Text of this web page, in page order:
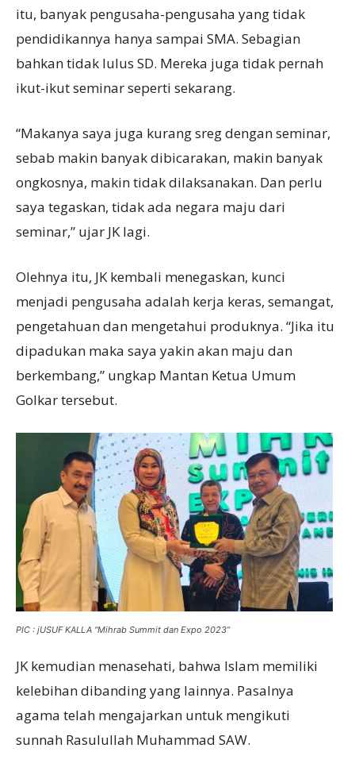
itu, banyak pengusaha-pengusaha yang tidak
pendidikannya hanya sampai SMA. Sebagian
bahkan tidak lulus SD. Mereka juga tidak pernah
ikut-ikut seminar seperti sekarang.
“Makanya saya juga kurang sreg dengan seminar,
sebab makin banyak dibicarakan, makin banyak
ongkosnya, makin tidak dilaksanakan. Dan perlu
saya tegaskan, tidak ada negara maju dari
seminar,” ujar JK lagi.
Olehnya itu, JK kembali menegaskan, kunci
menjadi pengusaha adalah kerja keras, semangat,
pengetahuan dan mengetahui produknya. “Jika itu
dipadukan maka saya yakin akan maju dan
berkembang,” ungkap Mantan Ketua Umum
Golkar tersebut.
PIC : jUSUF KALLA “Mihrab Summit dan Expo 2023”
JK kemudian menasehati, bahwa Islam memiliki
kelebihan dibanding yang lainnya. Pasalnya
agama telah mengajarkan untuk mengikuti
sunnah Rasulullah Muhammad SAW.